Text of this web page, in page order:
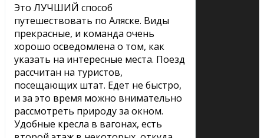
Это ЛУЧШИЙ способ
путешествовать по Аляске. Виды
прекрасные, и команда очень
хорошо осведомлена о том, как
указать на интересные места. Поезд
рассчитан на туристов,
посещающих штат. Едет не быстро,
и за это время можно внимательно
рассмотреть природу за окном.
Удобные кресла в вагонах, есть